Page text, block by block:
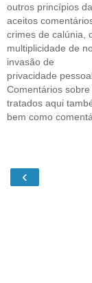
outros princípios
aceitos
crimes de calúnia,
multiplicidade de
invasão de
privacidade
Comentários
tratados aqui
bem como
‹